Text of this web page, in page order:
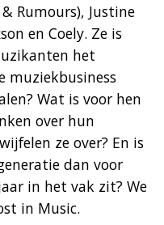
Rumours), Justine
en Coely. Ze is
het
muziekbusiness
Wat is voor hen
over hun
ze over? En is
dan voor
in het vak zit? We
in Music.